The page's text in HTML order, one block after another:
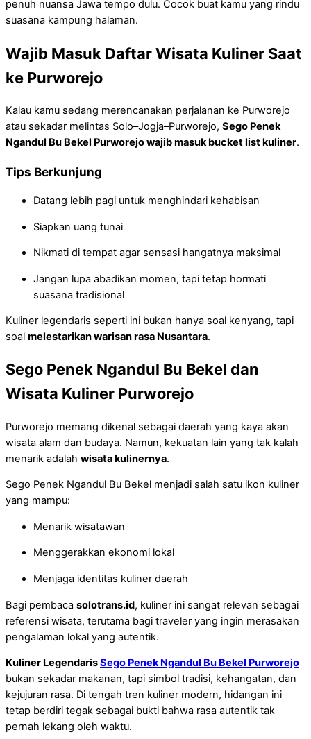
penuh nuansa Jawa tempo dulu. Cocok buat kamu yang rindu
suasana kampung halaman.
Wajib Masuk Daftar Wisata Kuliner Saat
ke Purworejo
Kalau kamu sedang merencanakan perjalanan ke Purworejo
atau sekadar melintas Solo–Jogja–Purworejo, Sego Penek
Ngandul Bu Bekel Purworejo wajib masuk bucket list kuliner.
Tips Berkunjung
Datang lebih pagi untuk menghindari kehabisan
Siapkan uang tunai
Nikmati di tempat agar sensasi hangatnya maksimal
Jangan lupa abadikan momen, tapi tetap hormati
suasana tradisional
Kuliner legendaris seperti ini bukan hanya soal kenyang, tapi
soal melestarikan warisan rasa Nusantara.
Sego Penek Ngandul Bu Bekel dan
Wisata Kuliner Purworejo
Purworejo memang dikenal sebagai daerah yang kaya akan
wisata alam dan budaya. Namun, kekuatan lain yang tak kalah
menarik adalah wisata kulinernya.
Sego Penek Ngandul Bu Bekel menjadi salah satu ikon kuliner
yang mampu:
Menarik wisatawan
Menggerakkan ekonomi lokal
Menjaga identitas kuliner daerah
Bagi pembaca solotrans.id, kuliner ini sangat relevan sebagai
referensi wisata, terutama bagi traveler yang ingin merasakan
pengalaman lokal yang autentik.
Kuliner LegendarisSego Penek Ngandul Bu Bekel Purworejo
bukan sekadar makanan, tapi simbol tradisi, kehangatan, dan
kejujuran rasa. Di tengah tren kuliner modern, hidangan ini
tetap berdiri tegak sebagai bukti bahwa rasa autentik tak
pernah lekang oleh waktu.